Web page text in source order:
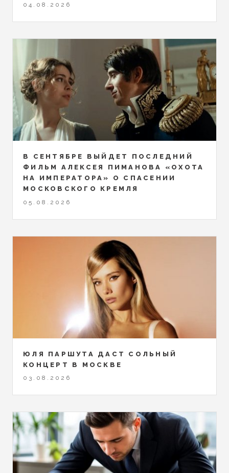
04.08.2026
В СЕНТЯБРЕ ВЫЙДЕТ ПОСЛЕДНИЙ
ФИЛЬМ АЛЕКСЕЯ ПИМАНОВА «ОХОТА
НА ИМПЕРАТОРА» О СПАСЕНИИ
МОСКОВСКОГО КРЕМЛЯ
05.08.2026
ЮЛЯ ПАРШУТА ДАСТ СОЛЬНЫЙ
КОНЦЕРТ В МОСКВЕ
03.08.2026